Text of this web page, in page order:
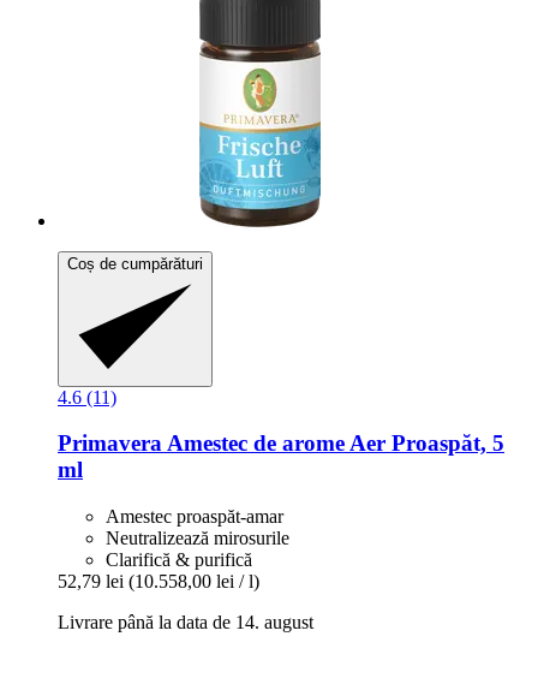
Coș de cumpărături
4.6 (11)
PrimaveraAmestec de arome Aer Proaspăt, 5
ml
Amestec proaspăt-amar
Neutralizează mirosurile
Clarifică & purifică
52,79 lei (10.558,00 lei / l)
Livrare până la data de 14. august